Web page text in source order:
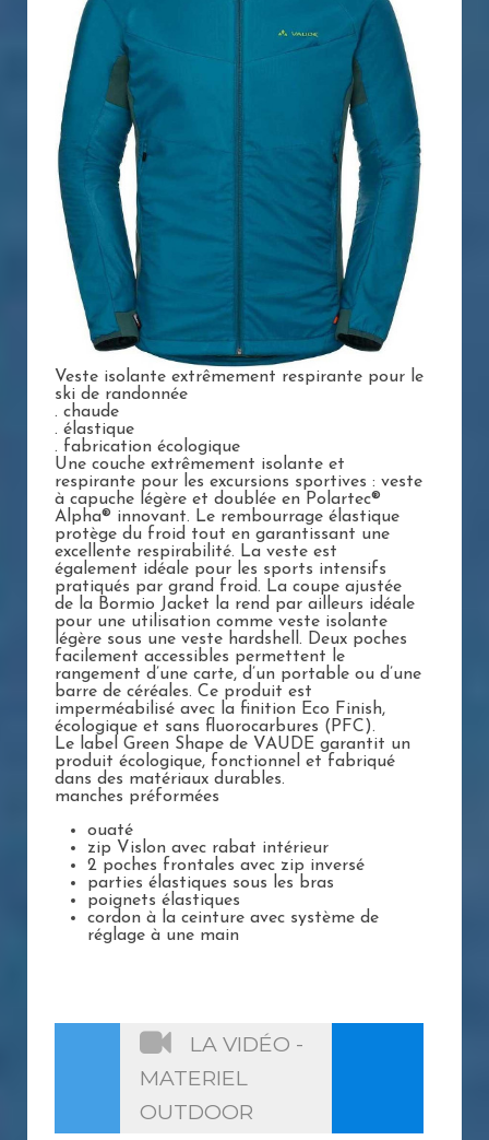
Veste isolante extrêmement respirante pour le
ski de randonnée
. chaude
. élastique
. fabrication écologique
Une couche extrêmement isolante et
respirante pour les excursions sportives : veste
à capuche légère et doublée en Polartec®
Alpha® innovant. Le rembourrage élastique
protège du froid tout en garantissant une
excellente respirabilité. La veste est
également idéale pour les sports intensifs
pratiqués par grand froid. La coupe ajustée
de la Bormio Jacket la rend par ailleurs idéale
pour une utilisation comme veste isolante
légère sous une veste hardshell. Deux poches
facilement accessibles permettent le
rangement d’une carte, d’un portable ou d’une
barre de céréales. Ce produit est
imperméabilisé avec la finition Eco Finish,
écologique et sans fluorocarbures (PFC).
Le label Green Shape de VAUDE garantit un
produit écologique, fonctionnel et fabriqué
dans des matériaux durables.
manches préformées
ouaté
zip Vislon avec rabat intérieur
2 poches frontales avec zip inversé
parties élastiques sous les bras
poignets élastiques
cordon à la ceinture avec système de
réglage à une main
LA VIDÉO -
MATERIEL
OUTDOOR